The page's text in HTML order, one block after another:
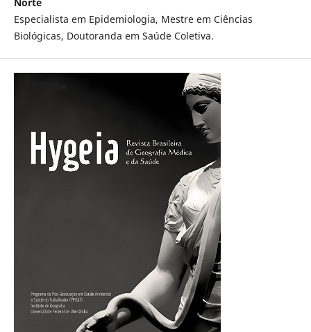
Especialista em Epidemiologia, Mestre em Ciências
Biológicas, Doutoranda em Saúde Coletiva.